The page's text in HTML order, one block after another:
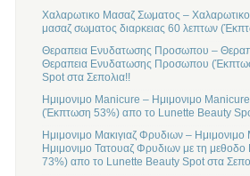
Χαλαρωτικο Μασαζ Σωματος –
μασαζ σωματος διαρκειας 60 λεπτων
Θεραπεια Ενυδατωσης Προσωπου –
Θεραπεια Ενυδατωσης Προσωπου
Spot στα Σεπολια!!
Ημιμονιμο Manicure – Ημιμονιμο
(Έκπτωση 53%) απο το Lunette Beauty
Ημιμονιμο Μακιγιαζ Φρυδιων –
Ημιμονιμο Τατουαζ Φρυδιων με τη
73%) απο το Lunette Beauty Spot στα